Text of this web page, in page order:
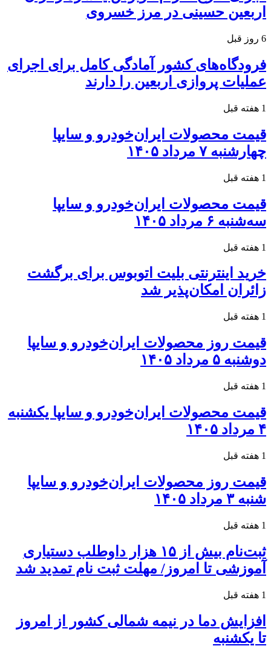
اربعین حسینی در مرز خسروی
6 روز قبل
فرودگاه‌های کشور آمادگی کامل برای اجرای
عملیات پروازی اربعین را دارند
1 هفته قبل
قیمت محصولات ایران‌خودرو و سایپا
چهارشنبه ۷ مرداد ۱۴۰۵
1 هفته قبل
قیمت محصولات ایران‌خودرو و سایپا
سه‌شنبه ۶ مرداد ۱۴۰۵
1 هفته قبل
خرید اینترنتی بلیت اتوبوس برای برگشت
زائران امکان‌پذیر شد
1 هفته قبل
قیمت روز محصولات ایران‌خودرو و سایپا
دوشنبه ۵ مرداد ۱۴۰۵
1 هفته قبل
قیمت محصولات ایران‌خودرو و سایپا یکشنبه
۴ مرداد ۱۴۰۵
1 هفته قبل
قیمت روز محصولات ایران‌خودرو و سایپا
شنبه ۳ مرداد ۱۴۰۵
1 هفته قبل
ثبت‌نام بیش از ۱۵ هزار داوطلب دستیاری
آموزشی تا امروز/ مهلت ثبت نام تمدید شد
1 هفته قبل
افزایش دما در نیمه شمالی کشور از امروز
تا یکشنبه